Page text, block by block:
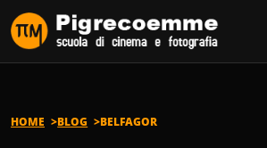
Vai al contenuto
HOME BLOG BELFAGOR